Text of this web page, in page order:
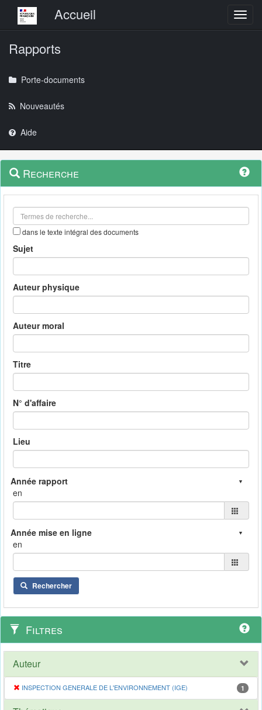
Menu principalAccueil
Rapports
Porte-documents
Nouveautés
Aide
Navigation
outils
Menu
contextuel
Recherche
dans le texte intégral des documents
Sujet
Auteur physique
Auteur moral
Titre
N° d'affaire
Lieu
en
en
Rechercher
Filtres
Auteur
INSPECTION GENERALE DE L'ENVIRONNEMENT (IGE) 1